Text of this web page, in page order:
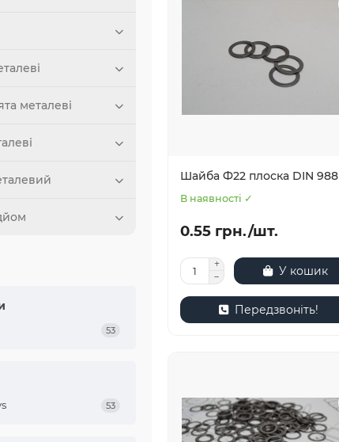
металеві
53
53
Шайба Ф22 плоска DIN 988
В наявності ✓
0.55 грн./шт.
У кошик
Передзвоніть!